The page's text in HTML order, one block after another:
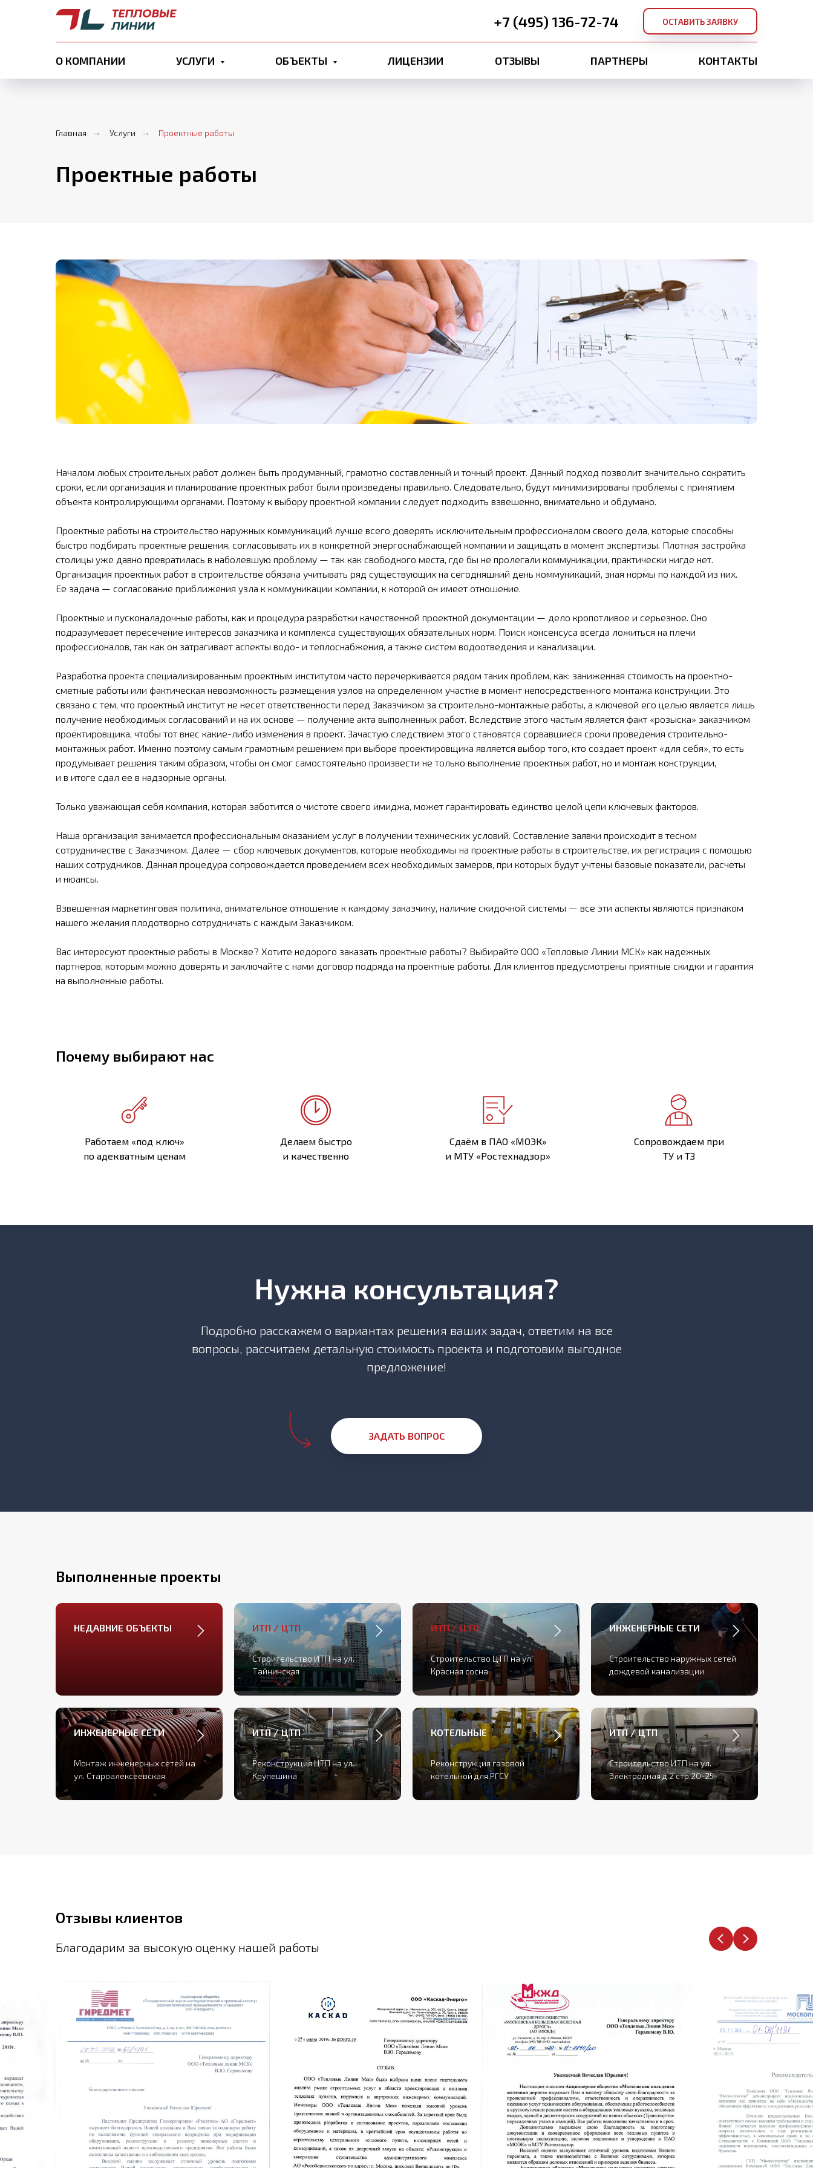
+7 (495) 136-72-74 ОСТАВИТЬ ЗАЯВКУ
О КОМПАНИИ УСЛУГИ ОБЪЕКТЫ ЛИЦЕНЗИИ ОТЗЫВЫ ПАРТНЕРЫ КОНТАКТЫ
Главная → Услуги → Проектные работы
Проектные работы
Началом любых строительных работ должен быть продуманный, грамотно составленный и точный проект. Данный подход позволит значительно сократить
сроки, если организация и планирование проектных работ были произведены правильно. Следовательно, будут минимизированы проблемы с принятием
объекта контролирующими органами. Поэтому к выбору проектной компании следует подходить взвешенно, внимательно и обдумано.
Проектные работы на строительство наружных коммуникаций лучше всего доверять исключительным профессионалом своего дела, которые способны
быстро подбирать проектные решения, согласовывать их в конкретной энергоснабжающей компании и защищать в момент экспертизы. Плотная застройка
столицы уже давно превратилась в наболевшую проблему — так как свободного места, где бы не пролегали коммуникации, практически нигде нет.
Организация проектных работ в строительстве обязана учитывать ряд существующих на сегодняшний день коммуникаций, зная нормы по каждой из них.
Ее задача — согласование приближения узла к коммуникации компании, к которой он имеет отношение.
Проектные и пусконаладочные работы, как и процедура разработки качественной проектной документации — дело кропотливое и серьезное. Оно
подразумевает пересечение интересов заказчика и комплекса существующих обязательных норм. Поиск консенсуса всегда ложиться на плечи
профессионалов, так как он затрагивает аспекты водо- и теплоснабжения, а также систем водоотведения и канализации.
Разработка проекта специализированным проектным институтом часто перечеркивается рядом таких проблем, как: заниженная стоимость на проектно-
сметные работы или фактическая невозможность размещения узлов на определенном участке в момент непосредственного монтажа конструкции. Это
связано с тем, что проектный институт не несет ответственности перед Заказчиком за строительно-монтажные работы, а ключевой его целью является лишь
получение необходимых согласований и на их основе — получение акта выполненных работ. Вследствие этого частым является факт «розыска» заказчиком
проектировщика, чтобы тот внес какие-либо изменения в проект. Зачастую следствием этого становятся сорвавшиеся сроки проведения строительно-
монтажных работ. Именно поэтому самым грамотным решением при выборе проектировщика является выбор того, кто создает проект «для себя», то есть
продумывает решения таким образом, чтобы он смог самостоятельно произвести не только выполнение проектных работ, но и монтаж конструкции,
и в итоге сдал ее в надзорные органы.
Только уважающая себя компания, которая заботится о чистоте своего имиджа, может гарантировать единство целой цепи ключевых факторов.
Наша организация занимается профессиональным оказанием услуг в получении технических условий. Составление заявки происходит в тесном
сотрудничестве с Заказчиком. Далее — сбор ключевых документов, которые необходимы на проектные работы в строительстве, их регистрация с помощью
наших сотрудников. Данная процедура сопровождается проведением всех необходимых замеров, при которых будут учтены базовые показатели, расчеты
и нюансы.
Взвешенная маркетинговая политика, внимательное отношение к каждому заказчику, наличие скидочной системы — все эти аспекты являются признаком
нашего желания плодотворно сотрудничать с каждым Заказчиком.
Вас интересуют проектные работы в Москве? Хотите недорого заказать проектные работы? Выбирайте ООО «Тепловые Линии МСК» как надежных
партнеров, которым можно доверять и заключайте с нами договор подряда на проектные работы. Для клиентов предусмотрены приятные скидки и гарантия
на выполненные работы.
Почему выбирают нас
Сопровождаем при
ТУ и ТЗ
Сдаём в ПАО «МОЭК»
и МТУ «Ростехнадзор»
Делаем быстро
и качественно
Работаем «под ключ»
по адекватным ценам
Нужна консультация?
Подробно расскажем о вариантах решения ваших задач, ответим на все
вопросы, рассчитаем детальную стоимость проекта и подготовим выгодное
предложение!
ЗАДАТЬ ВОПРОС
Выполненные проекты
НЕДАВНИЕ ОБЪЕКТЫ ИТП / ЦТП
Строительство ИТП на ул.
Тайнинская
ИТП / ЦТП
Строительство ЦТП на ул.
Красная сосна
ИНЖЕНЕРНЫЕ СЕТИ
Строительство наружных сетей
дождевой канализации
ИНЖЕНЕРНЫЕ СЕТИ
Монтаж инженерных сетей на
ул. Староалексеевская
ИТП / ЦТП
Реконструкция ЦТП на ул.
Крупешина
КОТЕЛЬНЫЕ
Реконструкция газовой
котельной для РГСУ
ИТП / ЦТП
Строительство ИТП на ул.
Электродная д.2 стр.20-25
Отзывы клиентов
Благодарим за высокую оценку нашей работы